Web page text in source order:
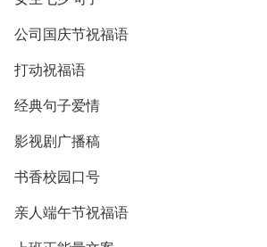
公司国庆节祝福语
打动祝福语
经典句子爱情
影视剧广播稿
书香校园口号
亲人端午节祝福语